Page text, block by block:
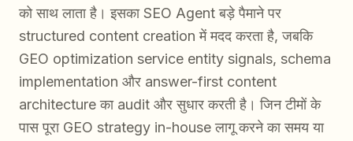
को साथ लाता है। इसका SEO Agent बड़े पैमाने पर
structured content creation में मदद करता है, जबकि
GEO optimization service entity signals, schema
implementation और answer-first content
architecture का audit और सुधार करती है। जिन टीमों के
पास पूरा GEO strategy in-house लागू करने का समय या